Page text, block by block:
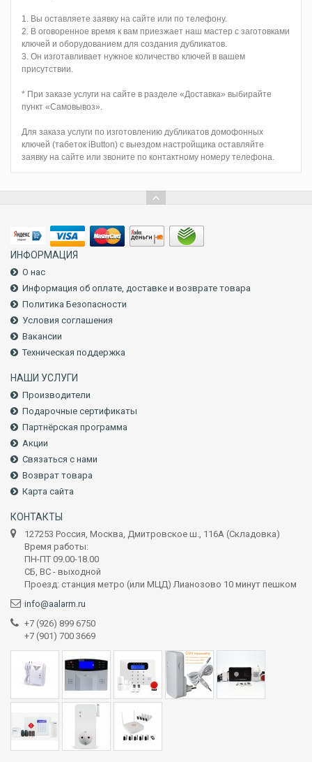
1. Вы оставляете заявку на сайте или по телефону.
2. В оговоренное время к вам приезжает наш мастер с заготовками
ключей и оборудованием для создания дубликатов.
3. Он изготавливает нужное количество ключей в вашем
присутствии.
* При заказе услуги на сайте в разделе «Доставка» выбирайте
пункт «Самовывоз».
Для заказа услуги по изготовлению дубликатов домофонных
ключей (табеток iButton) с выездом настройщика оставляйте
заявку на сайте или звоните по контактному номеру телефона.
ИНФОРМАЦИЯ
О нас
Информация об оплате, доставке и возврате товара
Политика Безопасности
Условия соглашения
Вакансии
Техническая поддержка
НАШИ УСЛУГИ
Производители
Подарочные сертификаты
Партнёрская программа
Акции
Связаться с нами
Возврат товара
Карта сайта
КОНТАКТЫ
127253 Россия, Москва, Дмитровское ш., 116А (Складовка)
Время работы:
ПН-ПТ 09.00-18.00
СБ, ВС - выходной
Проезд: станция метро (или МЦД) Лианозово 10 минут пешком
info@aalarm.ru
+7 (926) 899 6750
+7 (901) 700 3669